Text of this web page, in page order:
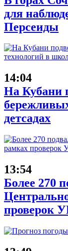
для
Персеиды
14:04
На Кубани
детсадах
13:54
Более 270
проверок